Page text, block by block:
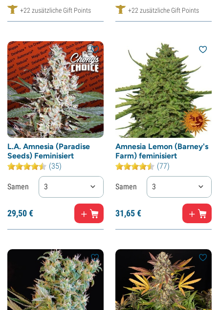
+22 zusätzliche Gift Points +22 zusätzliche Gift Points
L.A. Amnesia (Paradise
Seeds) Feminisiert
(35)
Samen 3
29,50€
Amnesia Lemon (Barney's
Farm) feminisiert
(77)
Samen 3
31,65€